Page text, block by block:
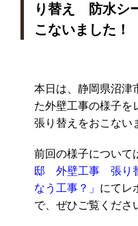
り替え 防水シ
こないました！
本日は、静岡県沼津
た外壁工事の様子を
張り替えをおこない
前回の様子について
邸 外壁工事 張り
なう工事？」 にてレ
で、ぜひご覧くださ